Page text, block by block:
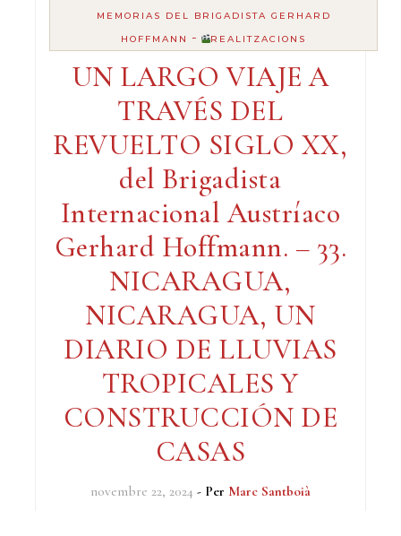
MEMORIAS DEL BRIGADISTA GERHARD
HOFFMANN
- REALITZACIONS
UN LARGO VIAJE A
TRAVÉS DEL
REVUELTO SIGLO XX,
del Brigadista
Internacional Austríaco
Gerhard Hoffmann. – 33.
NICARAGUA,
NICARAGUA, UN
DIARIO DE LLUVIAS
TROPICALES Y
CONSTRUCCIÓN DE
CASAS
novembre 22, 2024 - Per Marc Santboià